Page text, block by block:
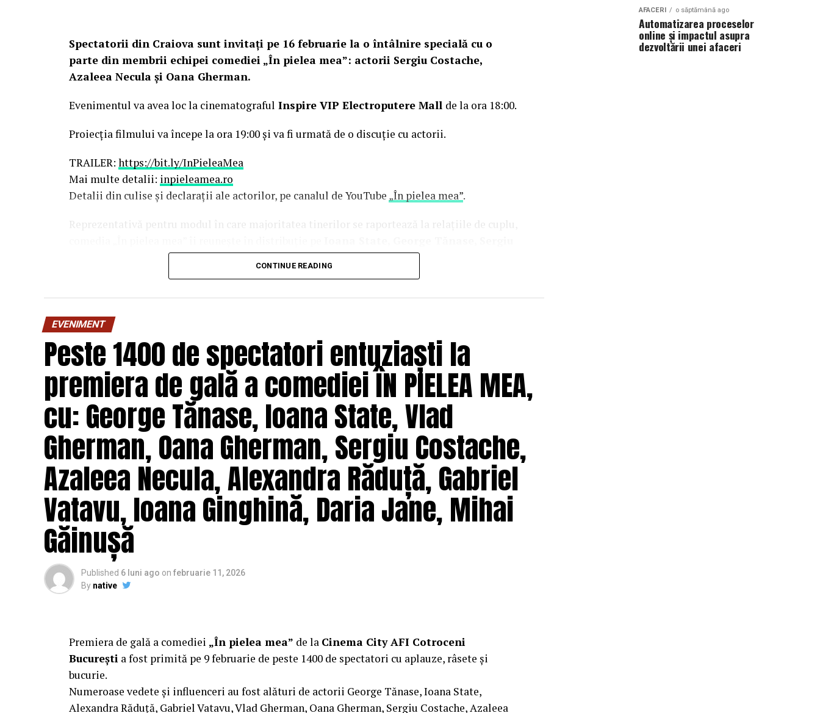
Spectatorii din Craiova sunt invitați pe 16 februarie la o întâlnire specială cu o
parte din membrii echipei comediei „În pielea mea”: actorii Sergiu Costache,
Azaleea Necula și Oana Gherman.
Evenimentul va avea loc la cinematograful Inspire VIP Electroputere Mall de la ora 18:00.
Proiecția filmului va începe la ora 19:00 și va fi urmată de o discuție cu actorii.
TRAILER: https://bit.ly/InPieleaMea
Mai multe detalii: inpieleamea.ro
Detalii din culise și declarații ale actorilor, pe canalul de YouTube „În pielea mea”.
Reprezentativă pentru modul în care majoritatea tinerilor se raportează la relațiile de cuplu,
Costache, Oana Gherman, Vlad Gherman, Azaleea Necula, Alexandra Răduță,
O comedie savuroasă despre un „schimb de roluri” pe care patru cupluri îl acceptă pe durata
unui weekend, ce se dovedește un mod haios prin care protagoniștii reușesc să-și cunoască
mai bine partenerii și să renunțe la orgolii și preconcepții, „
experiență de cinema relaxantă și amuzantă.
Regizorul și scenaristul Paul Decu, absolvent al Facultății de Teatru UNATC
„I.L.Caragiale” și al masteratului în regie de film de la MetFilm School Londra, a colaborat la
realizarea primului său lungmetraj cu o echipă de profesioniști din care fac parte
Pădurețu (imagine), Bogdan Ivanovici (sunet), Anca Miron (scenografie), Francisca
Vass (costume)
O comedie actuală și colorată, filmul „În pielea mea”are premiera națională pe 10
februarie, distribuit de T.R.I.B.E. Films.
Mai multe detalii, imagini de la filmări, fragmente din film și declarații din partea actorilor
sunt disponibile pe paginile social media ale filmului de
„În Pielea Mea”
Producător asociat: MAGNETIC MEDIA PRODUCTIONS; Producător executiv: Adela Mara.
Casting: ELEPHANT MEDIA.
Realizat cu sprijinul:
Co-finanțatori:C&C HOUSE RESIDENCE, S&I BEST CORPORATION WEB DESIGN, CLIMA
CONTINUE READING
EVENIMENT
Peste 1400 de spectatori entuziaști la
premiera de gală a comediei ÎN PIELEA MEA,
cu: George Tănase, Ioana State, Vlad
Gherman, Oana Gherman, Sergiu Costache,
Azaleea Necula, Alexandra Răduță, Gabriel
Vatavu, Ioana Ginghină, Daria Jane, Mihai
Găinușă
Published 6 luni ago on februarie 11, 2026
By native
Premiera de gală a comediei „În pielea mea” de la Cinema City AFI Cotroceni
București a fost primită pe 9 februarie de peste 1400 de spectatori cu aplauze, râsete și
bucurie.
Numeroase vedete și influenceri au fost alături de actorii George Tănase, Ioana State,
Alexandra Răduță, Gabriel Vatavu, Vlad Gherman, Oana Gherman, Sergiu Costache, Azaleea
AFACERI o săptămână ago
Automatizarea proceselor
online și impactul asupra
dezvoltării unei afaceri